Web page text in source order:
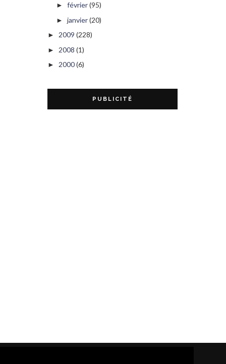
► février(95)
► janvier(20)
► 2009 (228)
► 2008 (1)
► 2000(6)
PUBLICITÉ